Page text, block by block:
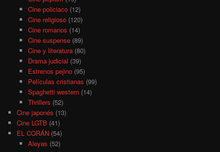
Cine policiaco(12)
Cine religioso(120)
Cine romanos (14)
Cine suspense(89)
Cine y literatura(80)
Drama judicial (39)
Estrenos pejino(95)
Películas cristianas (99)
Spaghetti western(14)
Thrillers (52)
Cine japonés (13)
Cine LGTB (41)
EL CORÁN (54)
Aleyas (52)